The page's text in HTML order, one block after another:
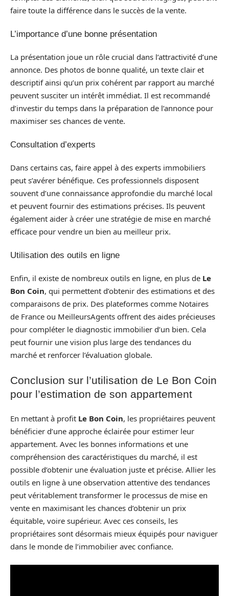
faire toute la différence dans le succès de la vente.
L’importance d’une bonne présentation
La présentation joue un rôle crucial dans l’attractivité d’une
annonce. Des photos de bonne qualité, un texte clair et
descriptif ainsi qu’un prix cohérent par rapport au marché
peuvent susciter un intérêt immédiat. Il est recommandé
d’investir du temps dans la préparation de l’annonce pour
maximiser ses chances de vente.
Consultation d’experts
Dans certains cas, faire appel à des experts immobiliers
peut s’avérer bénéfique. Ces professionnels disposent
souvent d’une connaissance approfondie du marché local
et peuvent fournir des estimations précises. Ils peuvent
également aider à créer une stratégie de mise en marché
efficace pour vendre un bien au meilleur prix.
Utilisation des outils en ligne
Enfin, il existe de nombreux outils en ligne, en plus de Le
Bon Coin, qui permettent d’obtenir des estimations et des
comparaisons de prix. Des plateformes comme Notaires
de France ou MeilleursAgents offrent des aides précieuses
pour compléter le diagnostic immobilier d’un bien. Cela
peut fournir une vision plus large des tendances du
marché et renforcer l’évaluation globale.
Conclusion sur l’utilisation de Le Bon Coin
pour l’estimation de son appartement
En mettant à profit Le Bon Coin, les propriétaires peuvent
bénéficier d’une approche éclairée pour estimer leur
appartement. Avec les bonnes informations et une
compréhension des caractéristiques du marché, il est
possible d’obtenir une évaluation juste et précise. Allier les
outils en ligne à une observation attentive des tendances
peut véritablement transformer le processus de mise en
vente en maximisant les chances d’obtenir un prix
équitable, voire supérieur. Avec ces conseils, les
propriétaires sont désormais mieux équipés pour naviguer
dans le monde de l’immobilier avec confiance.